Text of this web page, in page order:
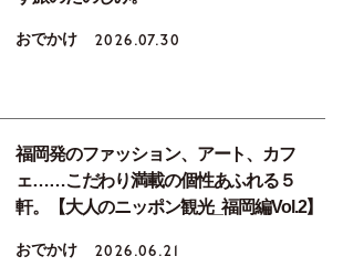
おでかけ 2026.07.30
福岡発のファッション、アート、カフ
ェ……こだわり満載の個性あふれる５
軒。【大人のニッポン観光_福岡編Vol.2】
おでかけ 2026.06.21